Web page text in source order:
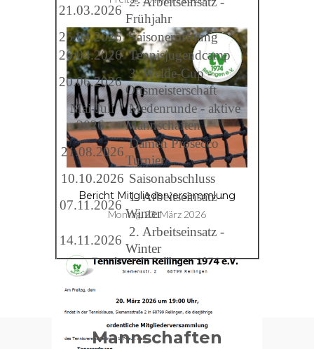
Bericht Mitgliederversammlung
Montag, 23. März 2026
21.03.2026
Frühjahr
25.04.2026 Saisoneröffnung
26.04.2026 Tennisjugendcamp
20.06.2026
3. Welde-Cup -
Ortsmeisterschaft
Mai-Juli
2026
Medenrunde - aktive
Mannschaften
21.08.2026
Damen Prosecco
Turnier
10.10.2026 Saisonabschluss
07.11.2026
1. Arbeitseinsatz -
Winter
14.11.2026
2. Arbeitseinsatz -
Winter
Mannschaften